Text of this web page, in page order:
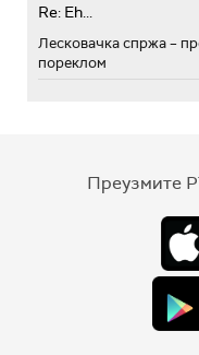
Re: Eh...
Лесковачка спржа –
пореклом
Преузмите